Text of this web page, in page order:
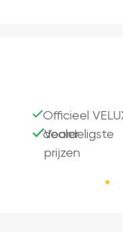
Officieel
dealer
Voordeligste
prijzen